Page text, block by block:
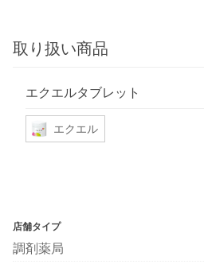
取り扱い商品
エクエルタブレット
エクエル
店舗タイプ
調剤薬局